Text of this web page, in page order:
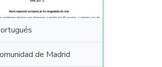
de Madrid